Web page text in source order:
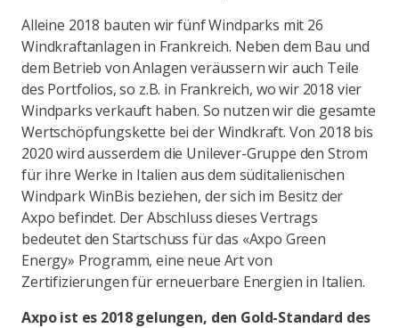
Alleine 2018 bauten wir fünf Windparks mit 26
Windkraftanlagen in Frankreich. Neben dem Bau und
dem Betrieb von Anlagen veräussern wir auch Teile
des Portfolios, so z.B. in Frankreich, wo wir 2018 vier
Windparks verkauft haben. So nutzen wir die gesamte
Wertschöpfungskette bei der Windkraft. Von 2018 bis
2020 wird ausserdem die Unilever-Gruppe den Strom
für ihre Werke in Italien aus dem süditalienischen
Windpark WinBis beziehen, der sich im Besitz der
Axpo befindet. Der Abschluss dieses Vertrags
bedeutet den Startschuss für das «Axpo Green
Energy» Programm, eine neue Art von
Zertifizierungen für erneuerbare Energien in Italien.
Axpo ist es 2018 gelungen, den Gold-Standard des